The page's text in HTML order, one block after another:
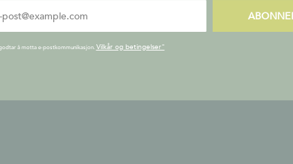
å motta e-postkommunikasjon. Vilkår og betingelser"